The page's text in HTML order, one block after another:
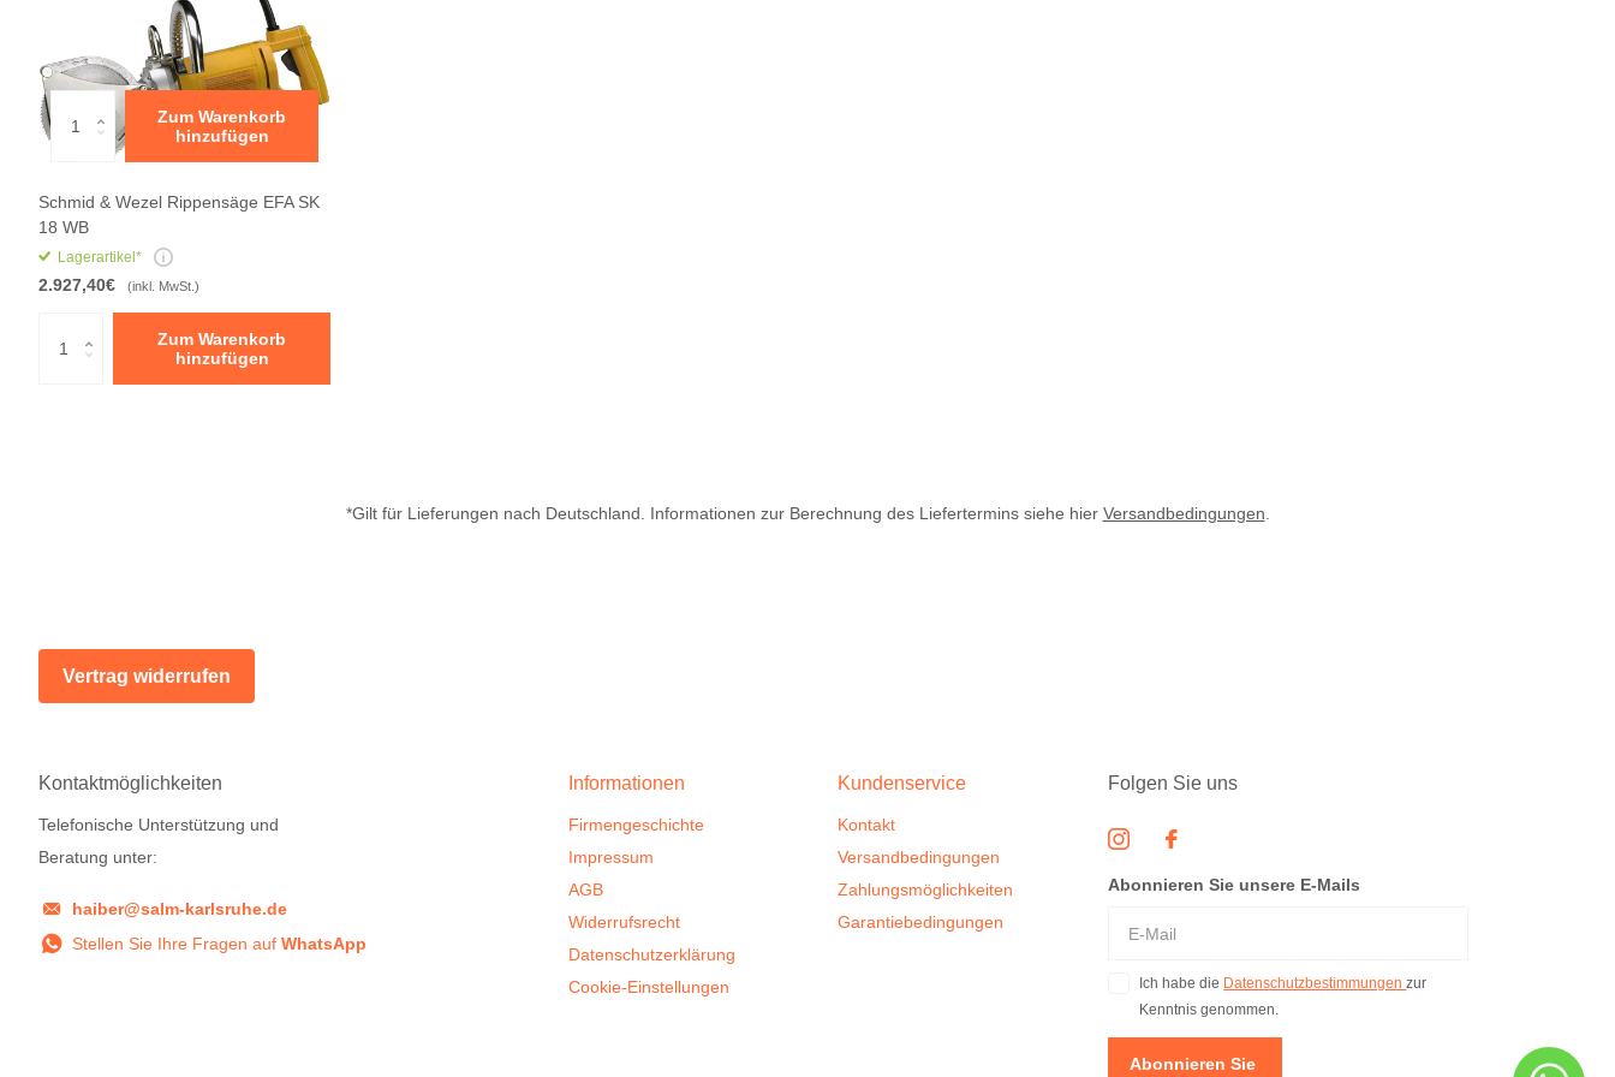
Zum Warenkorb
hinzufügen
Schmid & Wezel Rippensäge EFA SK
18 WB
Lagerartikel*
2.927,40€ (inkl. MwSt.)
Zum Warenkorb
hinzufügen
*Gilt für Lieferungen nach Deutschland. Informationen zur Berechnung des Liefertermins siehe hier Versandbedingungen.
Vertrag widerrufen
Kontaktmöglichkeiten
Telefonische Unterstützung und
Beratung unter:
haiber@salm-karlsruhe.de
Stellen Sie Ihre Fragen auf WhatsApp
Informationen
Firmengeschichte
Impressum
AGB
Widerrufsrecht
Datenschutzerklärung
Cookie-Einstellungen
Kundenservice
Kontakt
Versandbedingungen
Zahlungsmöglichkeiten
Garantiebedingungen
Folgen Sie uns
Abonnieren Sie unsere E-Mails
Ich habe die Datenschutzbestimmungenzur
Kenntnis genommen.
Abonnieren Sie